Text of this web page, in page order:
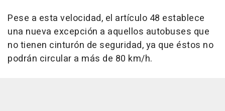
Pese a esta velocidad, el artículo 48 establece
una nueva excepción a aquellos autobuses que
no tienen cinturón de seguridad, ya que éstos no
podrán circular a más de 80 km/h.